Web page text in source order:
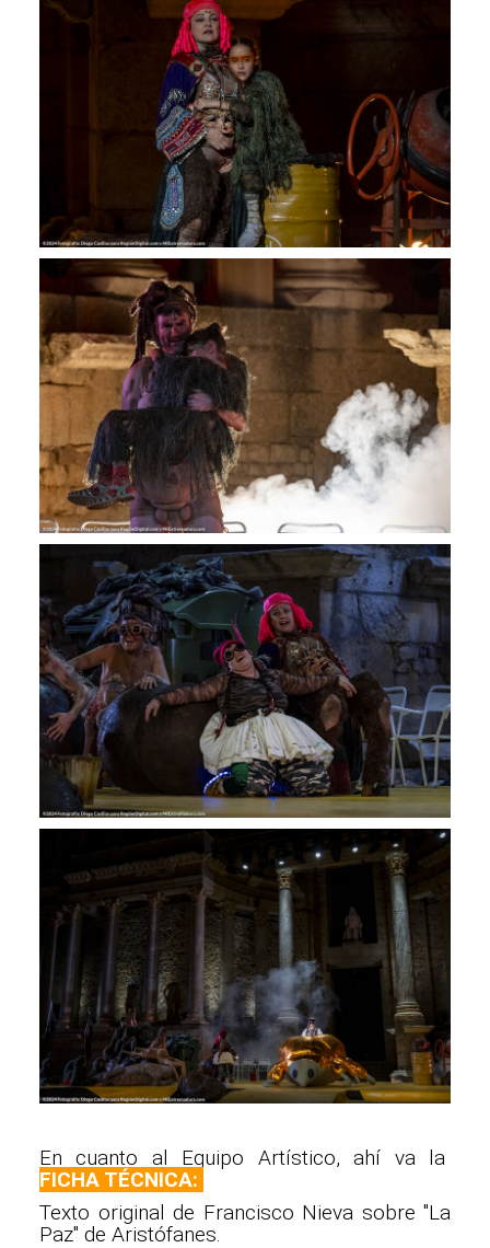
En cuanto al Equipo Artístico, ahí va la
FICHA TÉCNICA:
Texto original de Francisco Nieva sobre "La
Paz" de Aristófanes.